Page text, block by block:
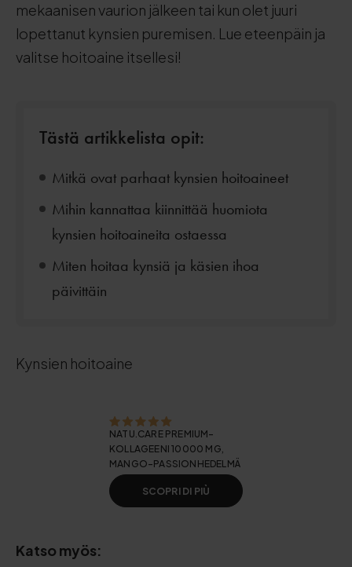
mekaanisen vaurion jälkeen tai kun olet juuri
lopettanut kynsien puremisen. Lue eteenpäin ja
valitse hoitoaine itsellesi!
Tästä artikkelista opit:
Mitkä ovat parhaat kynsien hoitoaineet
Mihin kannattaa kiinnittää huomiota
kynsien hoitoaineita ostaessa
Miten hoitaa kynsiä ja käsien ihoa
päivittäin
Kynsien hoitoaine
NATU.CARE PREMIUM-
KOLLAGEENI 10000 MG,
MANGO-PASSIONHEDELMÄ
SCOPRI DI PIÙ
Katso myös: